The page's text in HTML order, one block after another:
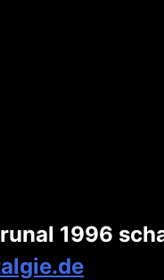
1996